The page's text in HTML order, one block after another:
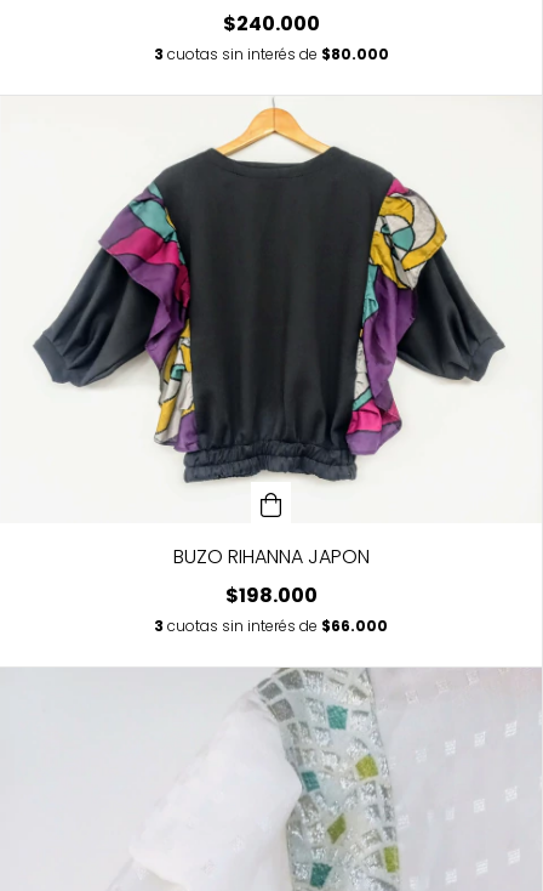
$240.000
3 cuotas sin interés de $80.000
BUZO RIHANNA JAPON
$198.000
3 cuotas sin interés de $66.000